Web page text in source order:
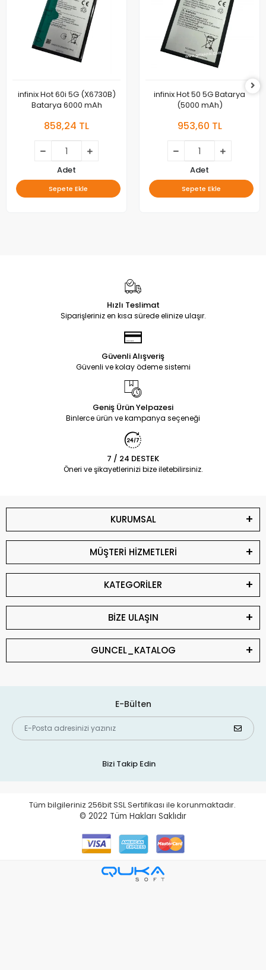
infinix Hot 60i 5G (X6730B)
Batarya 6000 mAh
858,24 TL
Adet
Sepete Ekle
infinix Hot 50 5G Batarya
(5000 mAh)
953,60 TL
Adet
Sepete Ekle
Hızlı Teslimat
Siparişleriniz en kısa sürede elinize ulaşır.
Güvenli Alışveriş
Güvenli ve kolay ödeme sistemi
Geniş Ürün Yelpazesi
Binlerce ürün ve kampanya seçeneği
7 / 24 DESTEK
Öneri ve şikayetlerinizi bize iletebilirsiniz.
KURUMSAL
MÜŞTERİ HİZMETLERİ
KATEGORİLER
BİZE ULAŞIN
GUNCEL_KATALOG
E-Bülten
Bizi Takip Edin
Tüm bilgileriniz 256bit SSL Sertifikası ile korunmaktadır.
© 2022 Tüm Hakları Saklıdır